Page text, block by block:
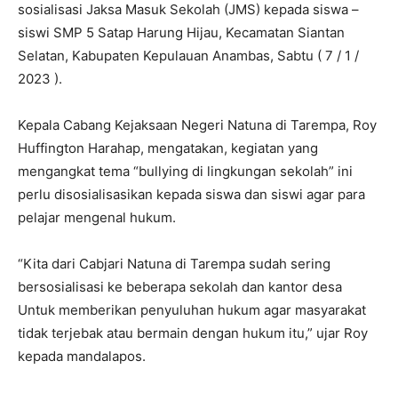
sosialisasi Jaksa Masuk Sekolah (JMS) kepada siswa –
siswi SMP 5 Satap Harung Hijau, Kecamatan Siantan
Selatan, Kabupaten Kepulauan Anambas, Sabtu ( 7 / 1 /
2023 ).
Kepala Cabang Kejaksaan Negeri Natuna di Tarempa, Roy
Huffington Harahap, mengatakan, kegiatan yang
mengangkat tema “bullying di lingkungan sekolah” ini
perlu disosialisasikan kepada siswa dan siswi agar para
pelajar mengenal hukum.
“Kita dari Cabjari Natuna di Tarempa sudah sering
bersosialisasi ke beberapa sekolah dan kantor desa
Untuk memberikan penyuluhan hukum agar masyarakat
tidak terjebak atau bermain dengan hukum itu,” ujar Roy
kepada mandalapos.